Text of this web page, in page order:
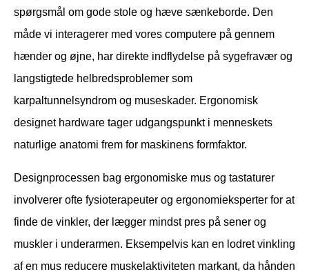
spørgsmål om gode stole og hæve sænkeborde. Den
måde vi interagerer med vores computere på gennem
hænder og øjne, har direkte indflydelse på sygefravær og
langstigtede helbredsproblemer som
karpaltunnelsyndrom og museskader. Ergonomisk
designet hardware tager udgangspunkt i menneskets
naturlige anatomi frem for maskinens formfaktor.
Designprocessen bag ergonomiske mus og tastaturer
involverer ofte fysioterapeuter og ergonomieksperter for at
finde de vinkler, der lægger mindst pres på sener og
muskler i underarmen. Eksempelvis kan en lodret vinkling
af en mus reducere muskelaktiviteten markant, da hånden